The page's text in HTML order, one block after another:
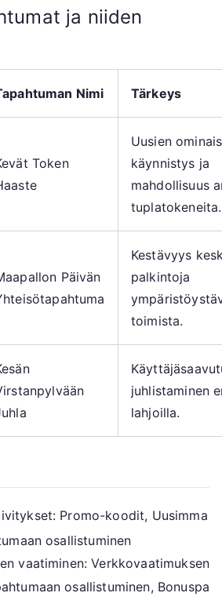
ja niiden
Nimi Tärkeys
Token
Uusien
käynnistys ja
mahdollisuus
tuplatokeneita.
Päivän
Kestävyys
palkintoja
toimista.
juhlistaminen
lahjoilla.
Promo-koodit, Uusimma
osallistuminen
vaatiminen: Verkkovaatimuksen
osallistuminen, Bonuspa